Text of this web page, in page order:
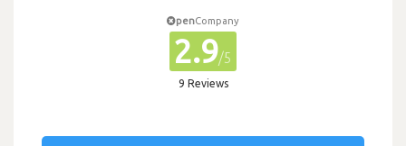
penCompany
2.9/5
9 Reviews